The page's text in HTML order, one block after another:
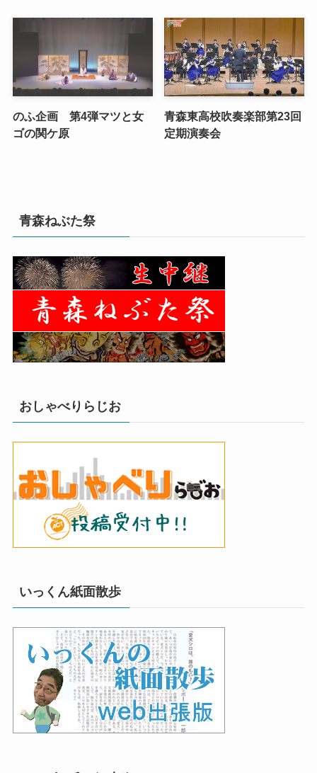
のふ企画 第4弾マツと女
ゴの関ケ原
青森東高校吹奏楽部第23回
定期演奏会
青森ねぶた祭
おしゃべりらじお
いっくん紙面散歩